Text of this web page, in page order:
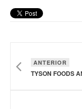
ANTERIOR
TYSON FOODS